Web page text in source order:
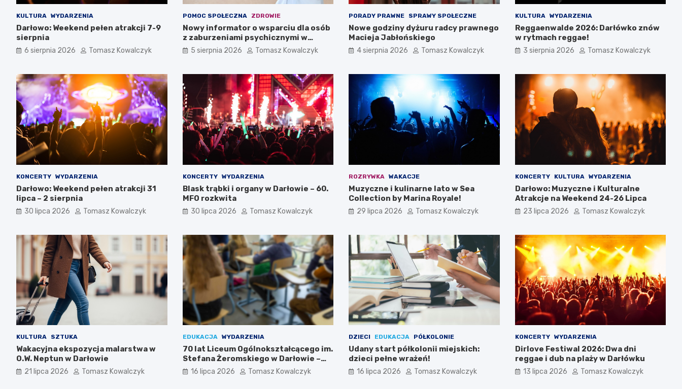
KULTURA WYDARZENIA
Darłowo: Weekend pełen atrakcji 7-9
sierpnia
6 sierpnia 2026 Tomasz Kowalczyk
POMOC SPOŁECZNA ZDROWIE
Nowy informator o wsparciu dla osób
z zaburzeniami psychicznymi w
Zachodniopomorskiem na 2026 rok
5 sierpnia 2026 Tomasz Kowalczyk
PORADY PRAWNE SPRAWY SPOŁECZNE
Nowe godziny dyżuru radcy prawnego
Macieja Jabłońskiego
4 sierpnia 2026 Tomasz Kowalczyk
KULTURA WYDARZENIA
Reggaenwalde 2026: Darłówko znów
w rytmach reggae!
3 sierpnia 2026 Tomasz Kowalczyk
KONCERTY WYDARZENIA
Darłowo: Weekend pełen atrakcji 31
lipca – 2 sierpnia
30 lipca 2026 Tomasz Kowalczyk
KONCERTY WYDARZENIA
Blask trąbki i organy w Darłowie – 60.
MFO rozkwita
30 lipca 2026 Tomasz Kowalczyk
ROZRYWKA WAKACJE
Muzyczne i kulinarne lato w Sea
Collection by Marina Royale!
29 lipca 2026 Tomasz Kowalczyk
KONCERTY KULTURA WYDARZENIA
Darłowo: Muzyczne i Kulturalne
Atrakcje na Weekend 24-26 Lipca
23 lipca 2026 Tomasz Kowalczyk
KULTURA SZTUKA
Wakacyjna ekspozycja malarstwa w
O.W. Neptun w Darłowie
21 lipca 2026 Tomasz Kowalczyk
EDUKACJA WYDARZENIA
70 lat Liceum Ogólnokształcącego im.
Stefana Żeromskiego w Darłowie –
Świętuj z nami!
16 lipca 2026 Tomasz Kowalczyk
DZIECI EDUKACJA PÓŁKOLONIE
Udany start półkolonii miejskich:
dzieci pełne wrażeń!
16 lipca 2026 Tomasz Kowalczyk
KONCERTY WYDARZENIA
Dirlove Festiwal 2026: Dwa dni
reggae i dub na plaży w Darłówku
13 lipca 2026 Tomasz Kowalczyk